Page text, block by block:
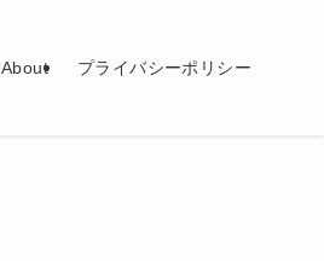
About プライバシーポリシー